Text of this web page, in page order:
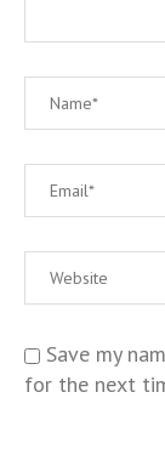
Save my
for the next